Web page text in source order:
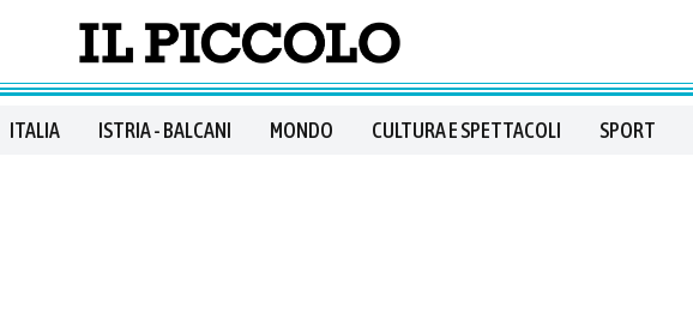
ITALIA ISTRIA - BALCANI MONDO CULTURA E SPETTACOLI SPORT